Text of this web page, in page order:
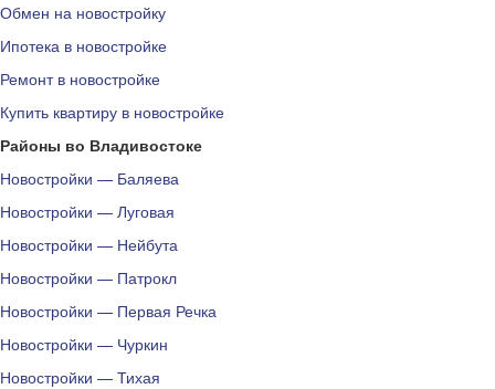
Обмен на новостройку
Ипотека в новостройке
Ремонт в новостройке
Купить квартиру в новостройке
Районы во Владивостоке
Новостройки — Баляева
Новостройки — Луговая
Новостройки — Нейбута
Новостройки — Патрокл
Новостройки — Первая Речка
Новостройки — Чуркин
Новостройки — Тихая